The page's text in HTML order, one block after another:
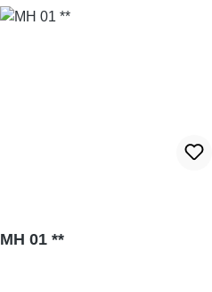
MH 01 **